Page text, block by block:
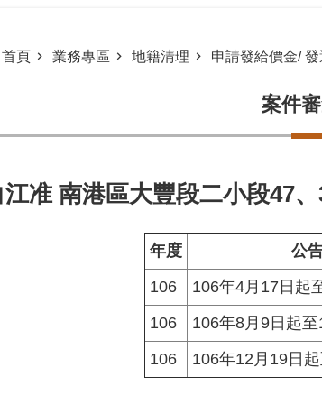
首頁
業務專區 地籍清理 申請發給價金/
案件
江准 南港區大豐段二小段47
年度 公
106
106年4月17日起
106
106年8月9日起
106
106年12月19日